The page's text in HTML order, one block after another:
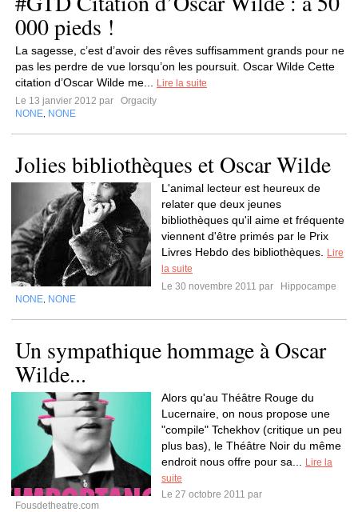
000 pieds !
La sagesse, c’est d’avoir des rêves suffisamment grands pour ne
pas les perdre de vue lorsqu’on les poursuit. Oscar Wilde Cette
citation d’Oscar Wilde me...
Lire la suite
Le 13 janvier 2012 par
Orgacity
NONE NONE
Jolies bibliothèques et Oscar Wilde
L'animal lecteur est heureux de
relater que deux jeunes
bibliothèques qu'il aime et fréquente
viennent d'être primés par le Prix
Livres Hebdo des bibliothèques.
Lire
la suite
Le 30 novembre 2011 par
Hippocampe
NONE NONE
Un sympathique hommage à Oscar
Wilde...
Alors qu'au Théâtre Rouge du
Lucernaire, on nous propose une
"compile" Tchekhov (critique un peu
plus bas), le Théâtre Noir du même
endroit nous offre pour sa...
Lire la
suite
Le 27 octobre 2011 par
Fousdetheatre.com